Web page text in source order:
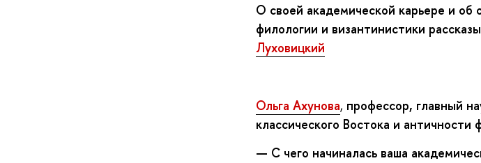
О своей академической карьере и об
филологии и византинистики
Луховицкий
Ольга Ахунова, профессор, главный
классического Востока и античности
— С чего начиналась ваша